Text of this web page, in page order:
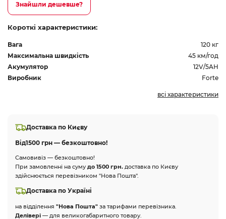
Знайшли дешевше?
Короткі характеристики:
Вага
120 кг
Максимальна швидкість
45 км/год
Акумулятор
12V/5AH
Виробник
Forte
всі характеристики
Доставка по Києву
Від1500 грн — безкоштовно!
Самовивіз — безкоштовно!
При замовленні на суму до 1500 грн. доставка по Києву
здійснюється перевізником "Нова Пошта".
Доставка по Україні
на відділення "Нова Пошта" за тарифами перевізника.
Делівері — для великогабаритного товару.